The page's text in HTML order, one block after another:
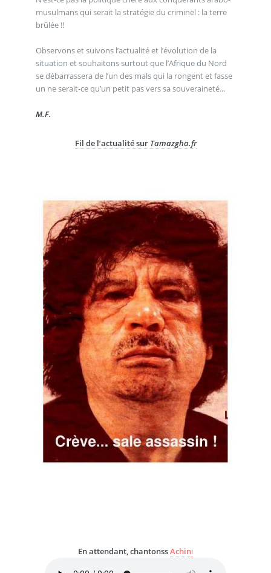
musulmans qui serait la stratégie du criminel : la terre
brûlée !!
Observons et suivons l’actualité et l’évolution de la
situation et souhaitons surtout que l’Afrique du Nord
se débarrassera de l’un des mals qui la rongent et fasse
un ne serait-ce qu’un petit pas vers sa souveraineté...
M.F.
Fil de l’actualité sur Tamazgha.fr
En attendant, chantonssAchini